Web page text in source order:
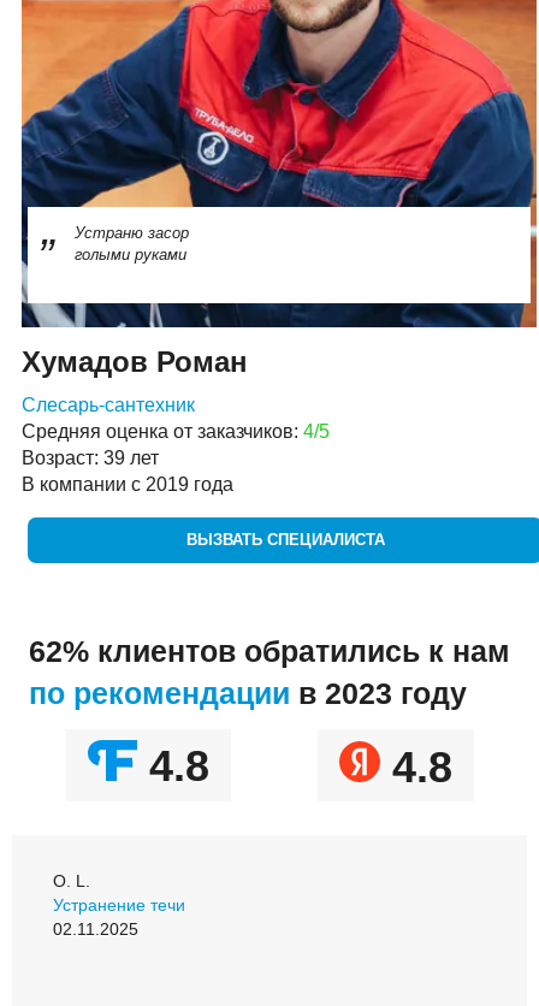
Устраню засор
голыми руками
Хумадов Роман
Слесарь-сантехник
Средняя оценка от заказчиков: 4/5
Возраст: 39 лет
В компании с 2019 года
ВЫЗВАТЬ СПЕЦИАЛИСТА
62% клиентов обратились к нам
по рекомендации в 2023 году
4.8 4.8
О. L.
Устранение течи
02.11.2025